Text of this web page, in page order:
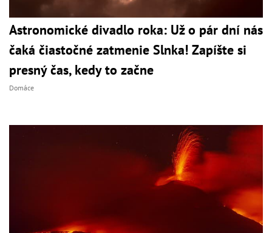
Astronomické divadlo roka: Už o pár dní nás
čaká čiastočné zatmenie Slnka! Zapíšte si
presný čas, kedy to začne
Domáce